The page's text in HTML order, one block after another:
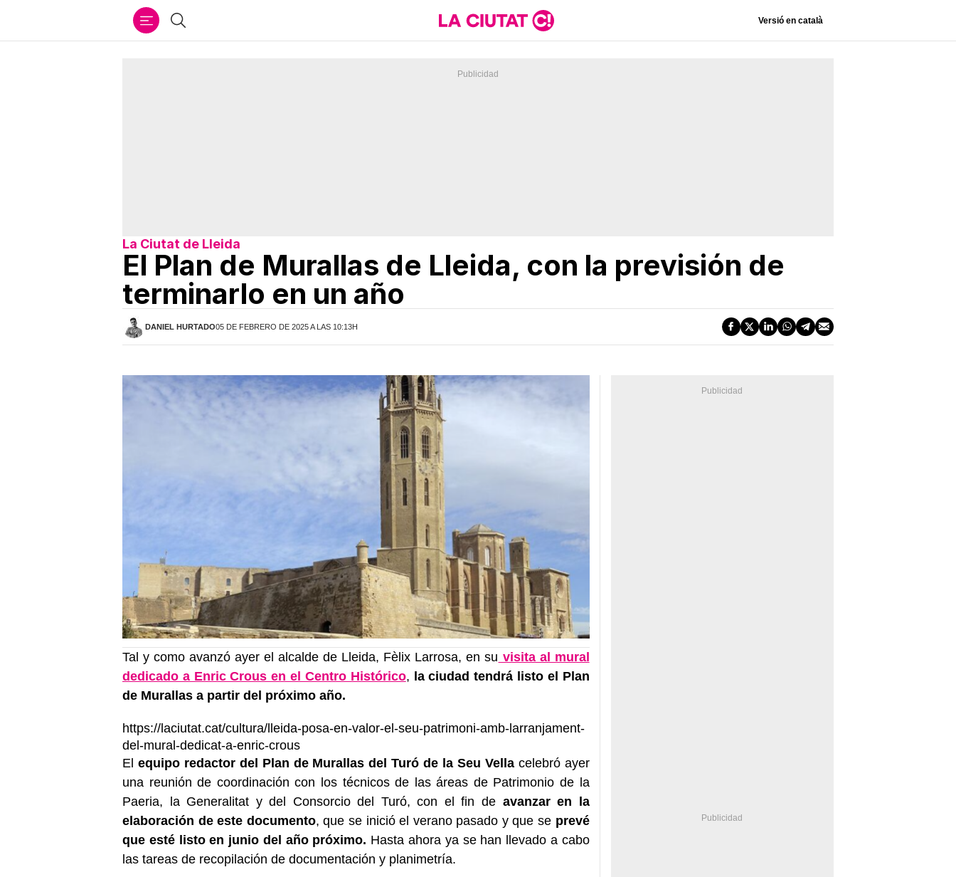
Buscar Versió en català
La Ciutat de Lleida
El Plan de Murallas de Lleida, con la previsión de
terminarlo en un año
DANIEL HURTADO05 DE FEBRERO DE 2025 A LAS 10:13H
Tal y como avanzó ayer el alcalde de Lleida, Fèlix Larrosa, en su visita al mural
dedicado a Enric Crous en el Centro Histórico, la ciudad tendrá listo el Plan
de Murallas a partir del próximo año.
https://laciutat.cat/cultura/lleida-posa-en-valor-el-seu-patrimoni-amb-larranjament-
del-mural-dedicat-a-enric-crous
El equipo redactor del Plan de Murallas del Turó de la Seu Vellacelebró ayer
una reunión de coordinación con los técnicos de las áreas de Patrimonio de la
Paeria, la Generalitat y del Consorcio del Turó, con el fin de avanzar en la
elaboración de este documento, que se inició el verano pasado y que se prevé
que esté listo en junio del año próximo. Hasta ahora ya se han llevado a cabo
las tareas de recopilación de documentación y planimetría.